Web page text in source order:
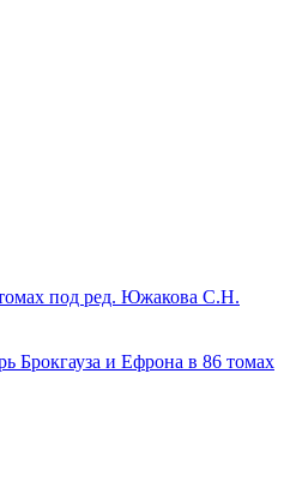
под ред. Южакова С.Н.